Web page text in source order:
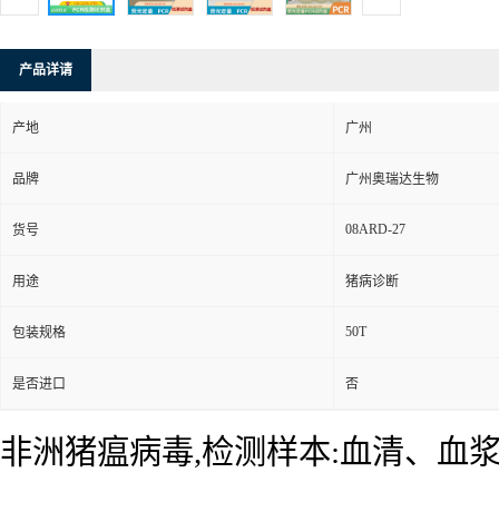
产品详请
产地 广州
品牌 广州奥瑞达生物
货号 08ARD-27
用途 猪病诊断
包装规格 50T
是否进口 否
非洲猪瘟病毒,检测样本:血清、血